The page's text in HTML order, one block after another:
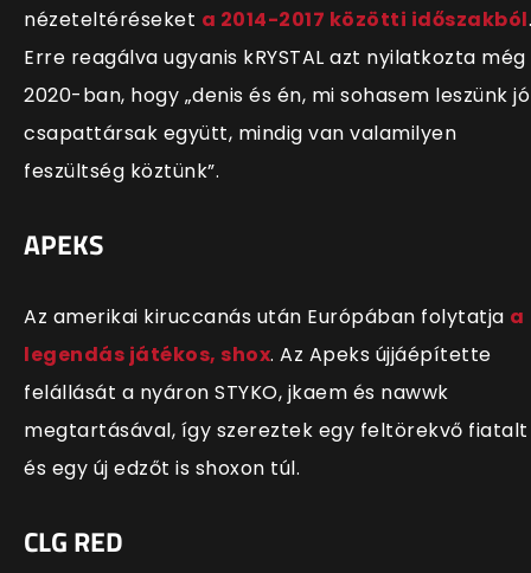
nézeteltéréseket a 2014-2017 közötti időszakból.
Erre reagálva ugyanis kRYSTAL azt nyilatkozta még
2020-ban, hogy „denis és én, mi sohasem leszünk jó
csapattársak együtt, mindig van valamilyen
feszültség köztünk”.
APEKS
Az amerikai kiruccanás után Európában folytatja a
legendás játékos, shox. Az Apeks újjáépítette
felállását a nyáron STYKO, jkaem és nawwk
megtartásával, így szereztek egy feltörekvő fiatalt
és egy új edzőt is shoxon túl.
CLG RED